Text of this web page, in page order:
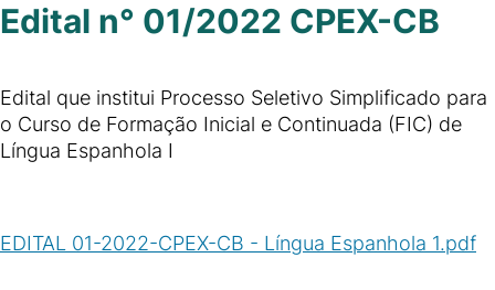
Edital n° 01/2022 CPEX-CB
Edital que institui Processo Seletivo Simplificado para
o Curso de Formação Inicial e Continuada (FIC) de
Língua Espanhola I
EDITAL 01-2022-CPEX-CB - Língua Espanhola 1.pdf